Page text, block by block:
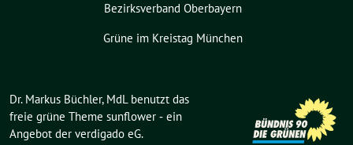
Bezirksverband Oberbayern
Grüne im Kreistag München
Dr. Markus Büchler, MdL benutzt das
freie grüne Theme sunflower ‐ ein
Angebot der verdigado eG.